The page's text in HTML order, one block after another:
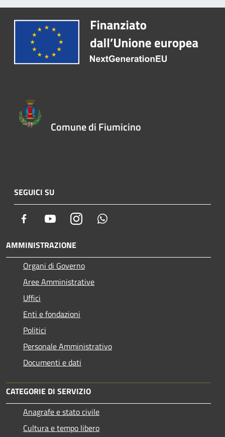
Comune di Fiumicino
SEGUICI SU
Facebook YoutubeInstagram
AMMINISTRAZIONE
Organi di Governo
Aree Amministrative
Uffici
Enti e fondazioni
Politici
Personale Amministrativo
Documenti e dati
CATEGORIE DI SERVIZIO
Anagrafe e stato civile
Cultura e tempo libero